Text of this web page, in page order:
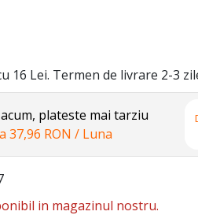
16 Lei. Termen de livrare 2-3
plateste mai tarziu
37,96 RON / Luna
in magazinul nostru.